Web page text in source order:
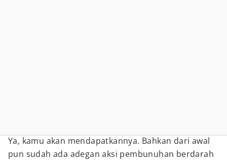
Ya, kamu akan mendapatkannya. Bahkan dari awal
pun sudah ada adegan aksi pembunuhan berdarah